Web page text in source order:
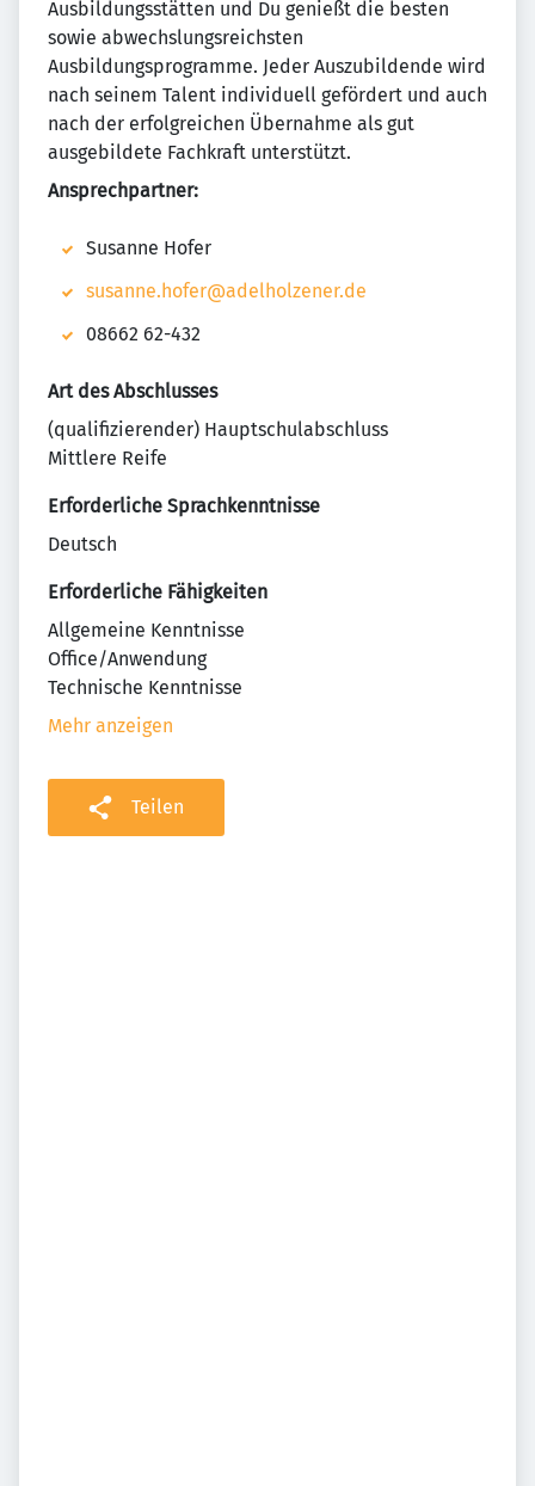
Ausbildungsstätten und Du genießt die besten
sowie abwechslungsreichsten
Ausbildungsprogramme. Jeder Auszubildende wird
nach seinem Talent individuell gefördert und auch
nach der erfolgreichen Übernahme als gut
ausgebildete Fachkraft unterstützt.
Ansprechpartner:
Susanne Hofer
susanne.hofer@adelholzener.de
08662 62-432
Art des Abschlusses
(qualifizierender) Hauptschulabschluss
Mittlere Reife
Erforderliche Sprachkenntnisse
Deutsch
Erforderliche Fähigkeiten
Allgemeine Kenntnisse
Office/Anwendung
Technische Kenntnisse
Mehr anzeigen
Teilen